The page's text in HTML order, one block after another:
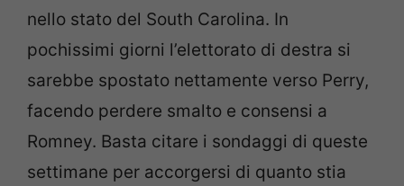
nello stato del South Carolina. In
pochissimi giorni l’elettorato di destra si
sarebbe spostato nettamente verso Perry,
facendo perdere smalto e consensi a
Romney. Basta citare i sondaggi di queste
settimane per accorgersi di quanto stia